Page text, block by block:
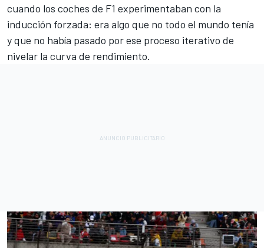
cuando los coches de F1 experimentaban con la
inducción forzada: era algo que no todo el mundo tenía
y que no había pasado por ese proceso iterativo de
nivelar la curva de rendimiento.